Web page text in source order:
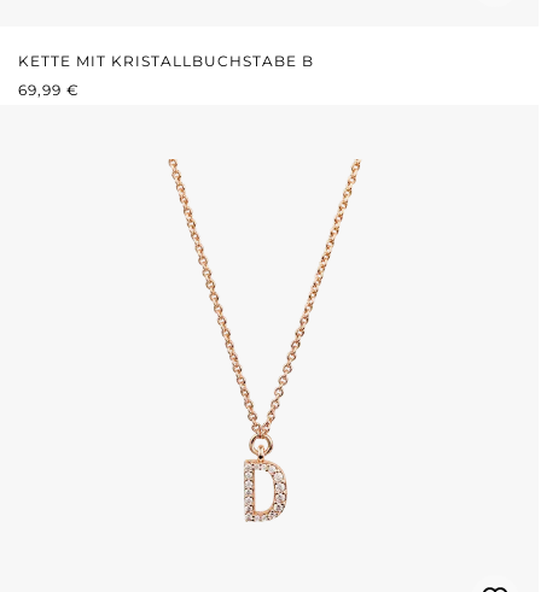
KETTE MIT KRISTALLBUCHSTABE B
REGULÄRER PREIS:
69,99 €